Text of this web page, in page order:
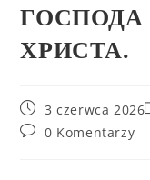
ХРИСТА.
3 czerwca 2026
0 Komentarzy